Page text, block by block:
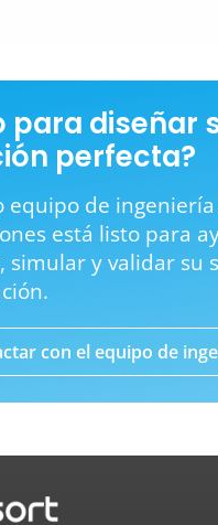
para diseñar
perfecta?
equipo de
está listo para
simular y validar su
con el equipo de